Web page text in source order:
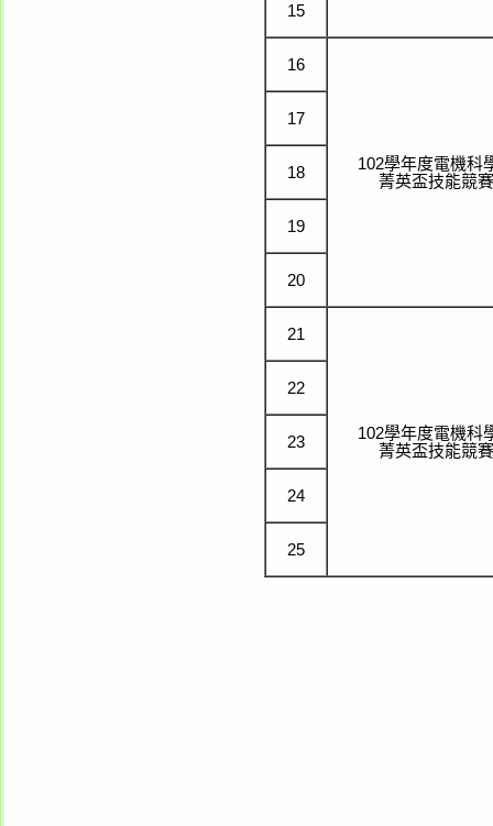
15
16
102學年度電機科
菁英盃技能競賽
17
18
19
20
21
102學年度電機科
菁英盃技能競賽
22
23
24
25